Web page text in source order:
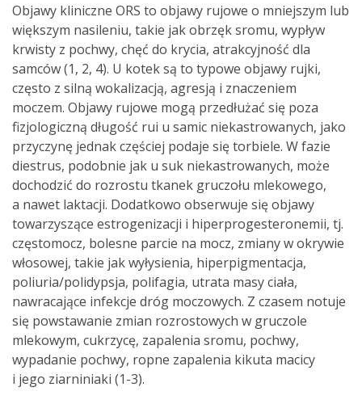
Objawy kliniczne ORS to objawy rujowe o mniejszym lub
większym nasileniu, takie jak obrzęk sromu, wypływ
krwisty z pochwy, chęć do krycia, atrakcyjność dla
samców (1, 2, 4). U kotek są to typowe objawy rujki,
często z silną wokalizacją, agresją i znaczeniem
moczem. Objawy rujowe mogą przedłużać się poza
fizjologiczną długość rui u samic niekastrowanych, jako
przyczynę jednak częściej podaje się torbiele. W fazie
diestrus, podobnie jak u suk niekastrowanych, może
dochodzić do rozrostu tkanek gruczołu mlekowego,
a nawet laktacji. Dodatkowo obserwuje się objawy
towarzyszące estrogenizacji i hiperprogesteronemii, tj.
częstomocz, bolesne parcie na mocz, zmiany w okrywie
włosowej, takie jak wyłysienia, hiperpigmentacja,
poliuria/polidypsja, polifagia, utrata masy ciała,
nawracające infekcje dróg moczowych. Z czasem notuje
się powstawanie zmian rozrostowych w gruczole
mlekowym, cukrzycę, zapalenia sromu, pochwy,
wypadanie pochwy, ropne zapalenia kikuta macicy
i jego ziarniniaki (1-3).